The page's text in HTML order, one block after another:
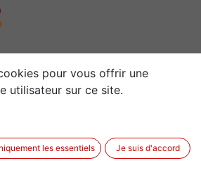
pour vos Solutions Web et
pour vous offrir une
utilisateur sur ce site.
les essentiels Je suis d'accord